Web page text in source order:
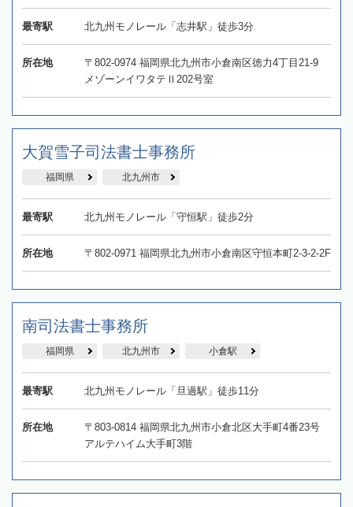
最寄駅 北九州モノレール「志井駅」徒歩3分
所在地
〒802-0974 福岡県北九州市小倉南区徳力4丁目21-9
メゾーンイワタテⅡ202号室
大賀雪子司法書士事務所
福岡県 北九州市
最寄駅 北九州モノレール「守恒駅」徒歩2分
所在地 〒802-0971 福岡県北九州市小倉南区守恒本町2-3-2-2F
南司法書士事務所
福岡県 北九州市 小倉駅
最寄駅 北九州モノレール「旦過駅」徒歩11分
所在地
〒803-0814 福岡県北九州市小倉北区大手町4番23号
アルテハイム大手町3階